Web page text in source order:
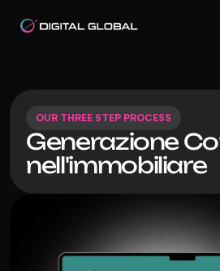
OUR THREE STEP PROCESS
Generazione
nell'immobiliare